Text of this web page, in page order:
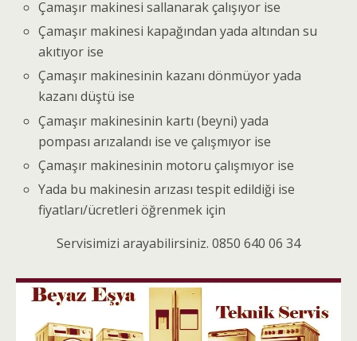
Çamaşır makinesi sallanarak çalışıyor ise
Çamaşır makinesi kapağından yada altından su
akıtıyor ise
Çamaşır makinesinin kazanı dönmüyor yada
kazanı düştü ise
Çamaşır makinesinin kartı (beyni) yada
pompası arızalandı ise ve çalışmıyor ise
Çamaşır makinesinin motoru çalışmıyor ise
Yada bu makinesin arızası tespit edildiği ise
fiyatları/ücretleri öğrenmek için
Servisimizi arayabilirsiniz. 0850 640 06 34